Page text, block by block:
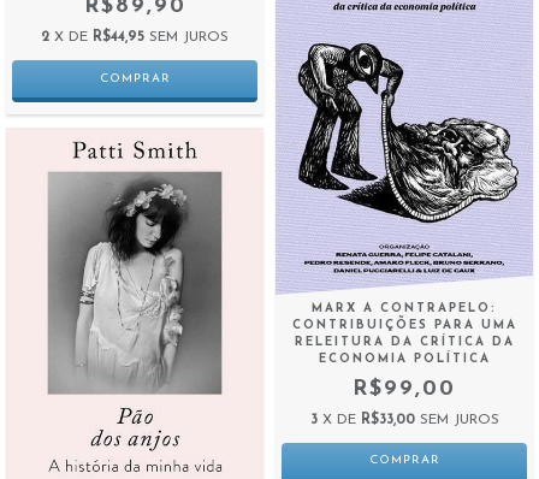
R$89,90
2 X DE R$44,95 SEM JUROS
MARX A CONTRAPELO:
CONTRIBUIÇÕES PARA UMA
RELEITURA DA CRÍTICA DA
ECONOMIA POLÍTICA
R$99,00
3 X DE R$33,00 SEM JUROS